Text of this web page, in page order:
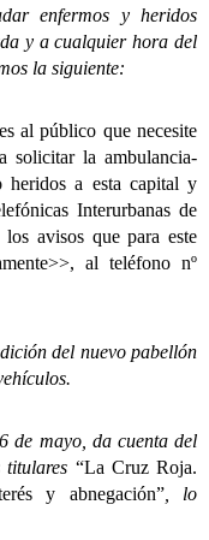
enfermos y heridos
y a cualquier hora del
la siguiente:
al público que necesite
solicitar la ambulancia-
a esta capital y
Interurbanas de
avisos que para este
al teléfono nº
del nuevo pabellón
mayo, da cuenta del
“La Cruz Roja.
y abnegación”, lo